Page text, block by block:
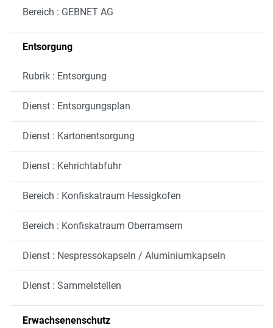
Bereich : GEBNET AG
Entsorgung
Rubrik : Entsorgung
Dienst : Entsorgungsplan
Dienst : Kartonentsorgung
Dienst : Kehrichtabfuhr
Bereich : Konfiskatraum Hessigkofen
Bereich : Konfiskatraum Oberramsern
Dienst : Nespressokapseln / Aluminiumkapseln
Dienst : Sammelstellen
Erwachsenenschutz